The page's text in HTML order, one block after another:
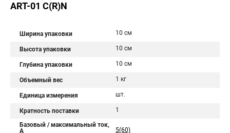
АRT-01 С(R)N
Ширина упаковки 10 см
Высота упаковки 10 см
Глубина упаковки 10 см
Объемный вес 1 кг
Единица измерения шт.
Кратность поставки 1
Базовый / максимальный ток,
А
5(60)